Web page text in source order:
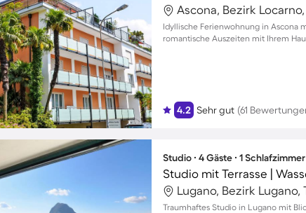
Ascona, Bezirk Locarno,
Idyllische Ferienwohnung in Ascona
romantische Auszeiten mit Ihrem
4.2 Sehr gut (61
Studio ∙ 4 Gäste ∙ 1 Schlafzimmer
Studio mit Terrasse |
Lugano, Bezirk Lugano,
Traumhaftes Studio in Lugano mit